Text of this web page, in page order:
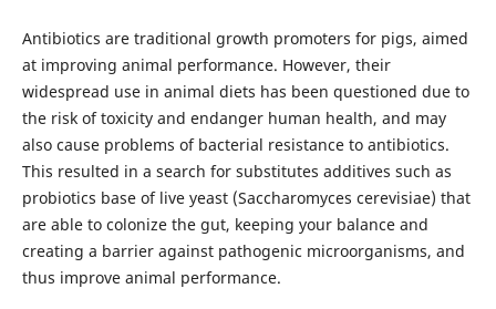
Antibiotics are traditional growth promoters for pigs, aimed
at improving animal performance. However, their
widespread use in animal diets has been questioned due to
the risk of toxicity and endanger human health, and may
also cause problems of bacterial resistance to antibiotics.
This resulted in a search for substitutes additives such as
probiotics base of live yeast (Saccharomyces cerevisiae) that
are able to colonize the gut, keeping your balance and
creating a barrier against pathogenic microorganisms, and
thus improve animal performance.